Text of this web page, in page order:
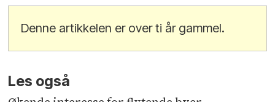
Denne artikkelen er over ti år gammel.
Les også